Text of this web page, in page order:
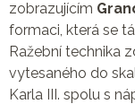
zobrazujícím
formaci, která se
Ražební technika
vytesaného do
Karla III. spolu s